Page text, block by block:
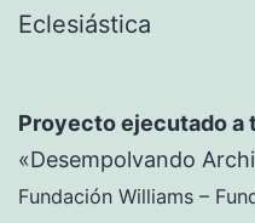
Eclesiástica
Proyecto ejecutado a
«Desempolvando
Fundación Williams –